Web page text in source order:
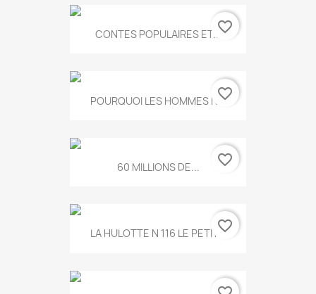
CONTES POPULAIRES ET...favorite_border
POURQUOI LES HOMMES N...favorite_border
60 MILLIONS DE... favorite_border
LA HULOTTE N 116 LE PETIT...favorite_border